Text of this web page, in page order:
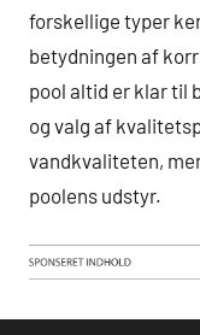
forskellige typer
betydningen af
pool altid er klar til
og valg af
vandkvaliteten,
poolens udstyr.